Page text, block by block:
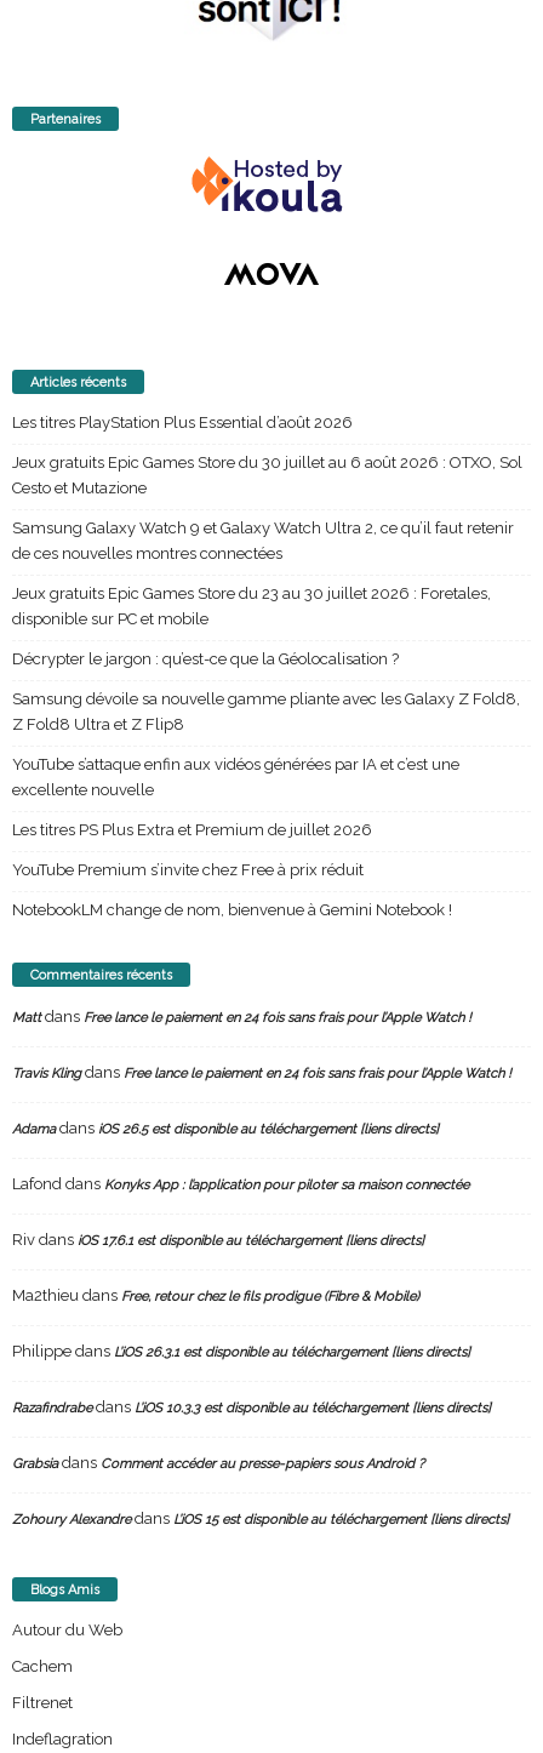
Partenaires
Articles récents
Les titres PlayStation Plus Essential d’août 2026
Jeux gratuits Epic Games Store du 30 juillet au 6 août 2026 : OTXO, Sol
Cesto et Mutazione
Samsung Galaxy Watch 9 et Galaxy Watch Ultra 2, ce qu’il faut retenir
de ces nouvelles montres connectées
Jeux gratuits Epic Games Store du 23 au 30 juillet 2026 : Foretales,
disponible sur PC et mobile
Décrypter le jargon : qu’est-ce que la Géolocalisation ?
Samsung dévoile sa nouvelle gamme pliante avec les Galaxy Z Fold8,
Z Fold8 Ultra et Z Flip8
YouTube s’attaque enfin aux vidéos générées par IA et c’est une
excellente nouvelle
Les titres PS Plus Extra et Premium de juillet 2026
YouTube Premium s’invite chez Free à prix réduit
NotebookLM change de nom, bienvenue à Gemini Notebook !
Commentaires récents
Mattdans Free lance le paiement en 24 fois sans frais pour l’Apple Watch !
Travis Klingdans Free lance le paiement en 24 fois sans frais pour l’Apple Watch !
Adamadans iOS 26.5 est disponible au téléchargement [liens directs]
Lafond dans Konyks App : l’application pour piloter sa maison connectée
Riv dans iOS 17.6.1 est disponible au téléchargement [liens directs]
Ma2thieu dans Free, retour chez le fils prodigue (Fibre & Mobile)
Philippe dans L’iOS 26.3.1 est disponible au téléchargement [liens directs]
Razafindrabedans L’iOS 10.3.3 est disponible au téléchargement [liens directs]
Grabsiadans Comment accéder au presse-papiers sous Android ?
Zohoury Alexandredans L’iOS 15 est disponible au téléchargement [liens directs]
Blogs Amis
Autour du Web
Cachem
Filtrenet
Indeflagration